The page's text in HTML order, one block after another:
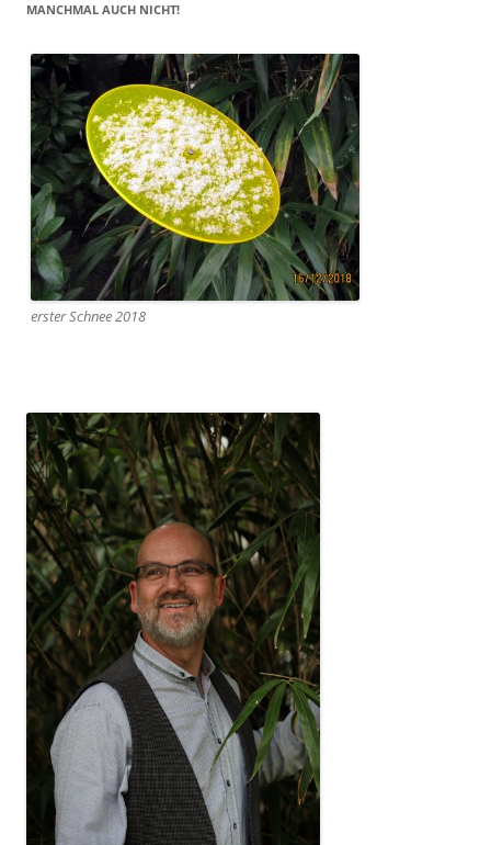
MANCHMAL AUCH NICHT!
erster Schnee 2018